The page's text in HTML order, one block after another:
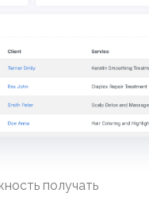
получать